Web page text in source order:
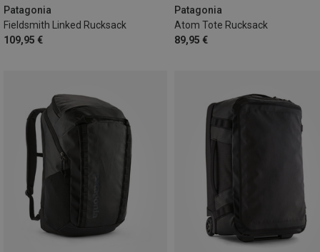
Patagonia
Fieldsmith Linked Rucksack
109,95 €
Patagonia
Atom Tote Rucksack
89,95 €